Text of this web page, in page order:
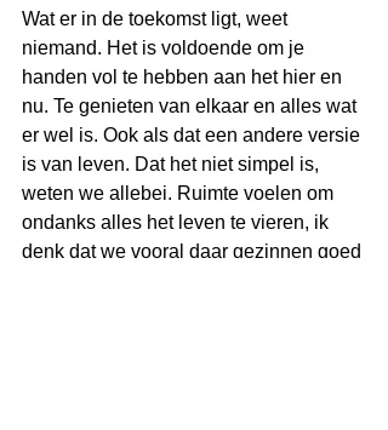
Wat er in de toekomst ligt, weet
niemand. Het is voldoende om je
handen vol te hebben aan het hier en
nu. Te genieten van elkaar en alles wat
er wel is. Ook als dat een andere versie
is van leven. Dat het niet simpel is,
weten we allebei. Ruimte voelen om
ondanks alles het leven te vieren, ik
denk dat we vooral daar gezinnen goed